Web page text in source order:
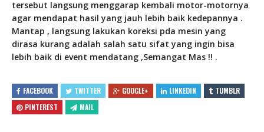
tersebut langsung menggarap kembali motor-motornya
agar mendapat hasil yang jauh lebih baik kedepannya .
Mantap , langsung lakukan koreksi pda mesin yang
dirasa kurang adalah salah satu sifat yang ingin bisa
lebih baik di event mendatang ,Semangat Mas !! .
FACEBOOK TWITTER GOOGLE+ LINKEDIN
TUMBLR
PINTEREST
MAIL